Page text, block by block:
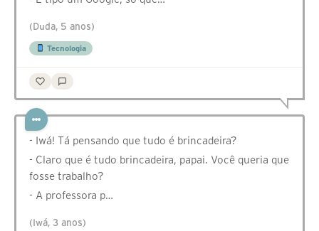
(Duda, 5 anos)
Tecnologia
- Iwá! Tá pensando que tudo é brincadeira?
- Claro que é tudo brincadeira, papai. Você queria que
fosse trabalho?
- A professora p…
(Iwá, 3 anos)